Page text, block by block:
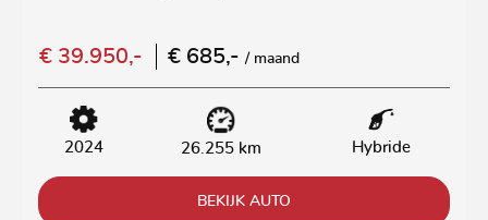
€ 39.950,- € 685,-/ maand
2024 26.255 km Hybride
BEKIJK AUTO